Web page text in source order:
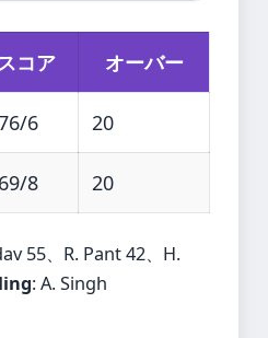
スコア オーバー
6 20
8 20
55、R. Pant 42、H.
: A. Singh